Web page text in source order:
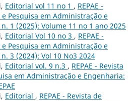
Editorial vol 11 no 1 , REPAE -
e Pesquisa em Administração e
1 (2025): Volume 11 no 1 ano 2025
Editorial Vol 10 no 3 , REPAE -
e Pesquisa em Administração e
3 (2024): Vol 10 No3 2024
Editorial vol. 9 n.3 , REPAE - Revista
em Administração e Engenharia:
Editorial , REPAE - Revista de